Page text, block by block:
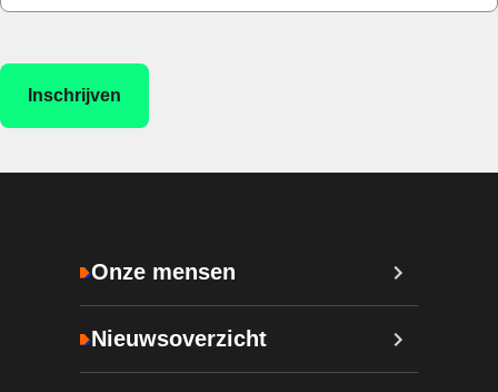
Onze mensen
Nieuwsoverzicht